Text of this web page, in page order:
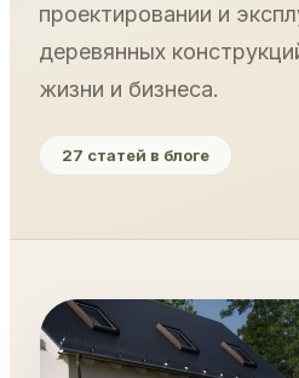
проектировании и
деревянных
жизни и бизнеса.
27 статей в блоге